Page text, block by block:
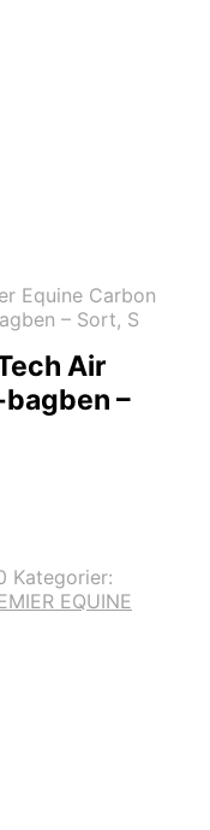
Equine Carbon
– Sort, S
Air
–
Kategorier:
EQUINE